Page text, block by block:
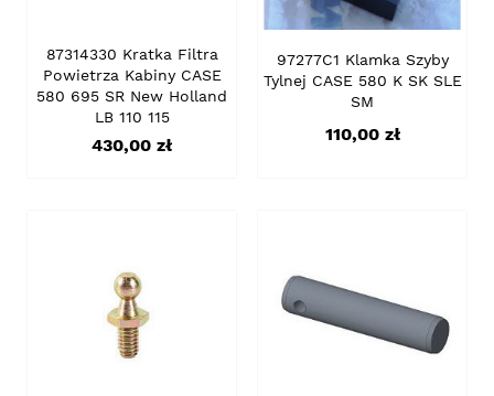
87314330 Kratka Filtra
Powietrza Kabiny CASE
580 695 SR New Holland
LB 110 115
Cena
430,00 zł
97277C1 Klamka Szyby
Tylnej CASE 580 K SK SLE
SM
Cena
110,00 zł